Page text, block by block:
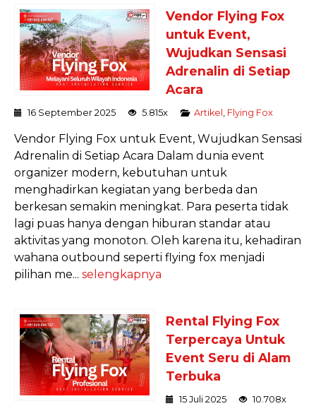
Vendor Flying Fox
untuk Event,
Wujudkan Sensasi
Adrenalin di Setiap
Acara
16 September 2025 5.815x Artikel Flying Fox
Vendor Flying Fox untuk Event, Wujudkan Sensasi
Adrenalin di Setiap Acara Dalam dunia event
organizer modern, kebutuhan untuk
menghadirkan kegiatan yang berbeda dan
berkesan semakin meningkat. Para peserta tidak
lagi puas hanya dengan hiburan standar atau
aktivitas yang monoton. Oleh karena itu, kehadiran
wahana outbound seperti flying fox menjadi
pilihan me... selengkapnya
Rental Flying Fox
Terpercaya Untuk
Event Seru di Alam
Terbuka
15 Juli 2025
10.708x